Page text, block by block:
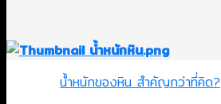
น้ำหนักของหิน สำคัญกว่าที่คิด?